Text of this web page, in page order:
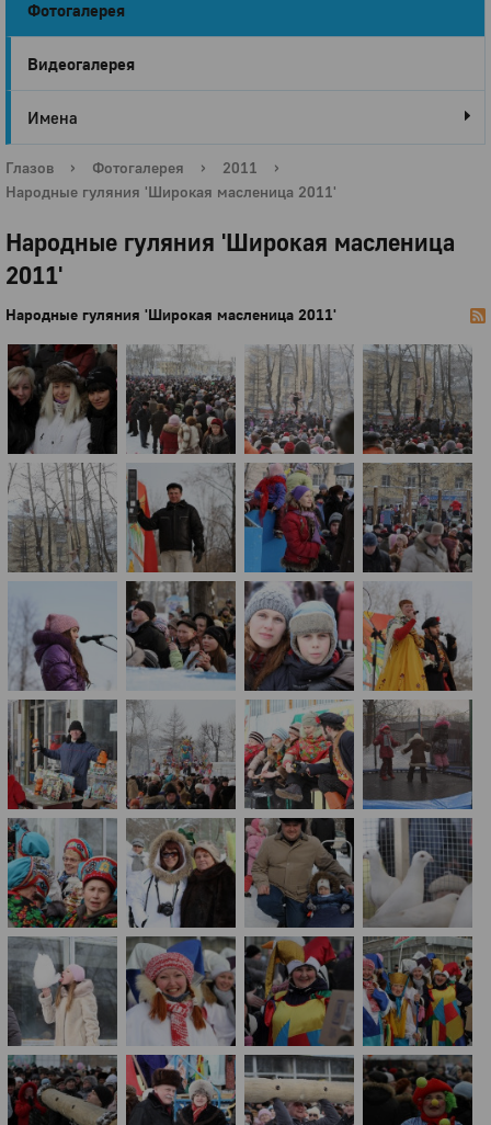
Фотогалерея
Видеогалерея
Имена
Глазов › Фотогалерея › 2011
›
Народные гуляния 'Широкая масленица 2011'
Народные гуляния 'Широкая масленица
2011'
Народные гуляния 'Широкая масленица 2011'